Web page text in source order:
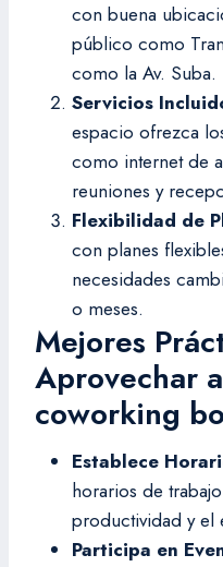
con buena
público como
como la Av. Suba.
Servicios
espacio ofrezca
como internet de
reuniones y
Flexibilidad de
con planes
necesidades
o meses.
Mejores
Aprovechar
coworking
Establece
horarios de
productividad y el
Participa en